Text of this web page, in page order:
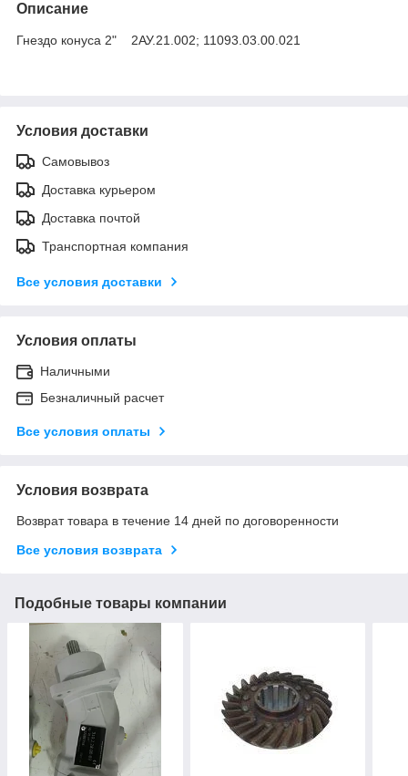
Описание
Гнездо конуса 2" 2АУ.21.002; 11093.03.00.021
Условия доставки
Самовывоз
Доставка курьером
Доставка почтой
Транспортная компания
Все условия доставки
Условия оплаты
Наличными
Безналичный расчет
Все условия оплаты
Условия возврата
Возврат товара в течение 14 дней по договоренности
Все условия возврата
Подобные товары компании